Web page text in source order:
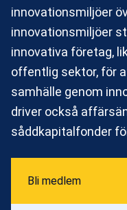
innovationsmiljöer
innovationsmiljöer
innovativa företag,
offentlig sektor, för
samhälle genom
driver också
såddkapitalfonder
Bli medlem